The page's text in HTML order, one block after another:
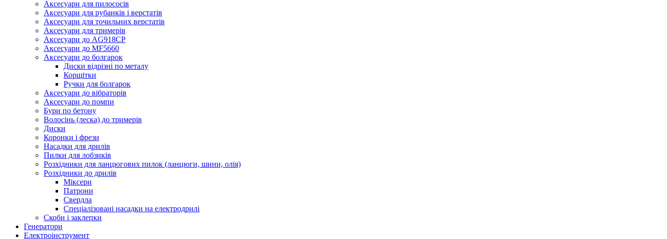
Аксесуари для пилососів
Аксесуари для рубанків і верстатів
Аксесуари для точильних верстатів
Аксесуари для тримерів
Аксесуари до AG918CP
Аксесуари до MF5660
Аксесуари до болгарок
Диски відрізні по металу
Корщітки
Ручки для болгарок
Аксесуари до вібраторів
Аксесуари до помпи
Бури по бетону
Волосінь (леска) до тримерів
Диски
Коронки і фрези
Насадки для дрилів
Пилки для лобзиків
Розхідники для ланцюгових пилок (ланцюги, шини, олія)
Розхідники до дрилів
Міксери
Патрони
Свердла
Спеціалізовані насадки на електродрилі
Скоби і заклепки
Генератори
Електроінструмент